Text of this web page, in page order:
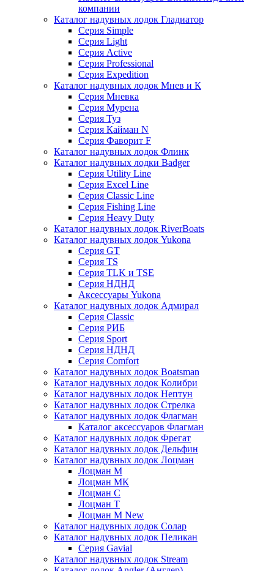
компании
Каталог надувных лодок Гладиатор
Серия Simple
Серия Light
Серия Active
Серия Professional
Серия Expedition
Каталог надувных лодок Мнев и К
Серия Мневка
Серия Мурена
Серия Туз
Серия Кайман N
Серия Фаворит F
Каталог надувных лодок Флинк
Каталог надувных лодки Badger
Серия Utility Line
Серия Excel Line
Серия Classic Line
Серия Fishing Line
Серия Heavy Duty
Каталог надувных лодок RiverBoats
Каталог надувных лодок Yukona
Серия GT
Серия TS
Серия TLK и TSE
Серия НДНД
Аксессуары Yukona
Каталог надувных лодок Адмирал
Серия Classic
Серия РИБ
Серия Sport
Серия НДНД
Серия Comfort
Каталог надувных лодок Boatsman
Каталог надувных лодок Колибри
Каталог надувных лодок Нептун
Каталог надувных лодок Стрелка
Каталог надувных лодок Флагман
Каталог аксессуаров Флагман
Каталог надувных лодок Фрегат
Каталог надувных лодок Дельфин
Каталог надувных лодок Лоцман
Лоцман М
Лоцман МК
Лоцман С
Лоцман Т
Лоцман М New
Каталог надувных лодок Солар
Каталог надувных лодок Пеликан
Серия Gavial
Каталог надувных лодок Stream